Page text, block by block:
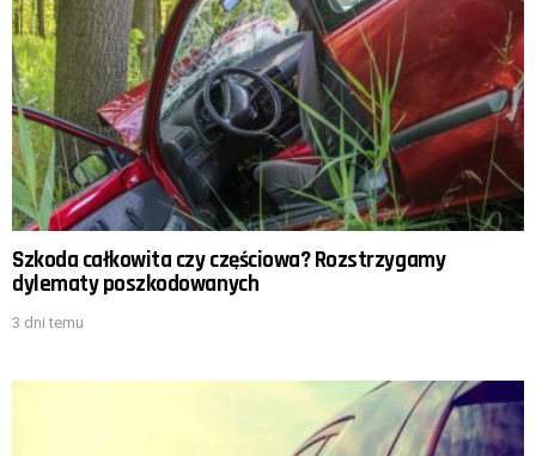
Szkoda całkowita czy częściowa? Rozstrzygamy
dylematy poszkodowanych
3 dni temu